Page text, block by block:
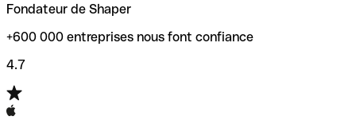
Fondateur de Shaper
+600 000 entreprises nous font confiance
4.7